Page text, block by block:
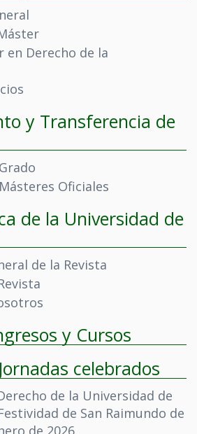
en Derecho de la
y Transferencia de
Oficiales
de la Universidad de
de la Revista
y Cursos
celebrados
de la Universidad de
de San Raimundo de
de 2026